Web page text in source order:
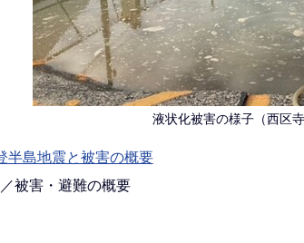
液状化被害の様子（西区
半島地震と被害の概要
被害・避難の概要